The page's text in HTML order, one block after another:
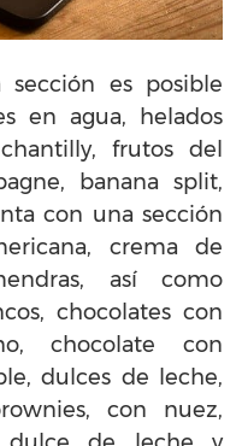
es posible
en agua, helados
frutos del
banana split,
con una sección
crema de
así como
chocolates con
chocolate con
dulces de leche,
con nuez,